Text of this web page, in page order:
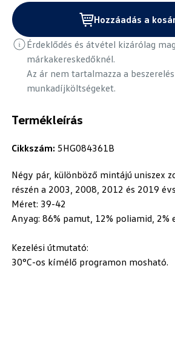
Termékleírás
Cikkszám: 5HG084361B
Négy pár, különböző mintájú uniszex
részén a 2003, 2008, 2012 és 2019
Méret: 39-42
Anyag: 86% pamut, 12% poliamid, 2%
Kezelési útmutató:
30°C-os kímélő programon mosható.
Hozzáadás a
Érdeklődés és átvétel kizárólag
márkakereskedőknél.
Az ár nem tartalmazza a
munkadíjköltségeket.